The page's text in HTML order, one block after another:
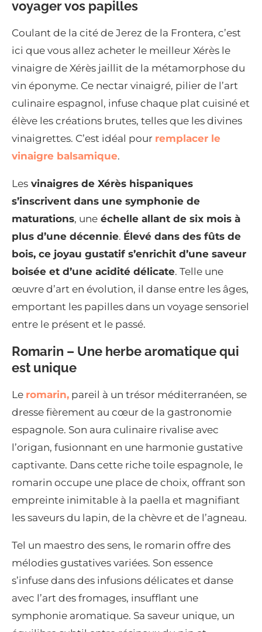
voyager vos papilles
Coulant de la cité de Jerez de la Frontera, c’est
ici que vous allez acheter le meilleur Xérès le
vinaigre de Xérès jaillit de la métamorphose du
vin éponyme. Ce nectar vinaigré, pilier de l’art
culinaire espagnol, infuse chaque plat cuisiné et
élève les créations brutes, telles que les divines
vinaigrettes. C’est idéal pour remplacer le
vinaigre balsamique.
Les vinaigres de Xérès hispaniques
s’inscrivent dans une symphonie de
maturations, une échelle allant de six mois à
plus d’une décennie. Élevé dans des fûts de
bois, ce joyau gustatif s’enrichit d’une saveur
boisée et d’une acidité délicate. Telle une
œuvre d’art en évolution, il danse entre les âges,
emportant les papilles dans un voyage sensoriel
entre le présent et le passé.
Romarin – Une herbe aromatique qui
est unique
Le romarin, pareil à un trésor méditerranéen, se
dresse fièrement au cœur de la gastronomie
espagnole. Son aura culinaire rivalise avec
l’origan, fusionnant en une harmonie gustative
captivante. Dans cette riche toile espagnole, le
romarin occupe une place de choix, offrant son
empreinte inimitable à la paella et magnifiant
les saveurs du lapin, de la chèvre et de l’agneau.
Tel un maestro des sens, le romarin offre des
mélodies gustatives variées. Son essence
s’infuse dans des infusions délicates et danse
avec l’art des fromages, insufflant une
symphonie aromatique. Sa saveur unique, un